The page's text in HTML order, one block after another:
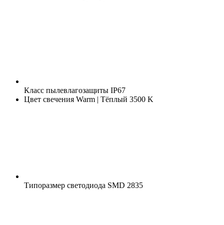
Класс пылевлагозащиты IP67
Цвет свечения Warm | Тёплый 3500 K
Типоразмер светодиода SMD 2835